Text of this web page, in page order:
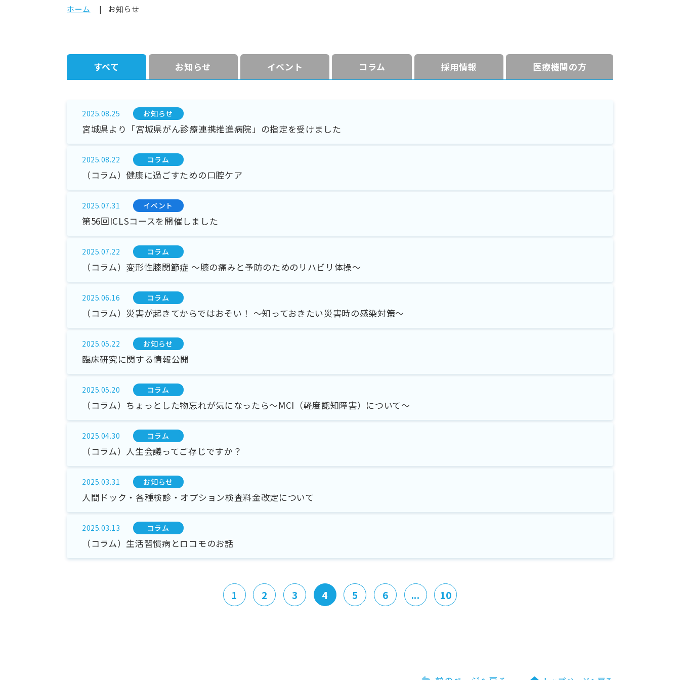
ホーム お知らせ
すべて お知らせ イベント コラム 採⽤情報 医療機関の方
2025.08.25 お知らせ
宮城県より「宮城県がん診療連携推進病院」の指定を受けました
2025.08.22 コラム
（コラム）健康に過ごすための口腔ケア
2025.07.31 イベント
第56回ICLSコースを開催しました
2025.07.22 コラム
（コラム）変形性膝関節症 ～膝の痛みと予防のためのリハビリ体操～
2025.06.16 コラム
（コラム）災害が起きてからではおそい！ ～知っておきたい災害時の感染対策～
2025.05.22 お知らせ
臨床研究に関する情報公開
2025.05.20 コラム
（コラム）ちょっとした物忘れが気になったら～MCI（軽度認知障害）について～
2025.04.30 コラム
（コラム）人生会議ってご存じですか？
2025.03.31 お知らせ
人間ドック・各種検診・オプション検査料金改定について
2025.03.13 コラム
（コラム）生活習慣病とロコモのお話
1 2 3 4 5 6 ... 10